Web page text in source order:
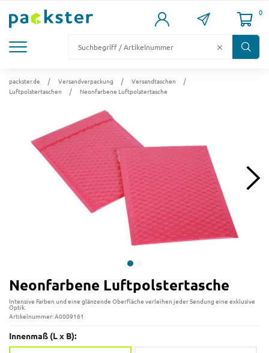
KARTONS
VERSANDKARTONS
VERSANDVERPACKUNG
FÜLL- & POLSTERMATERIAL
LAGER & PALETTIERUNG
0
packster.de Versandverpackung
Versandtaschen
Luftpolstertaschen
Neonfarbene Luftpolstertasche
Neonfarbene Luftpolstertasche
Intensive Farben und eine glänzende Oberfläche verleihen jeder Sendung eine exklusive
Optik.
Artikelnummer: A0009161
Innenmaß (L x B):